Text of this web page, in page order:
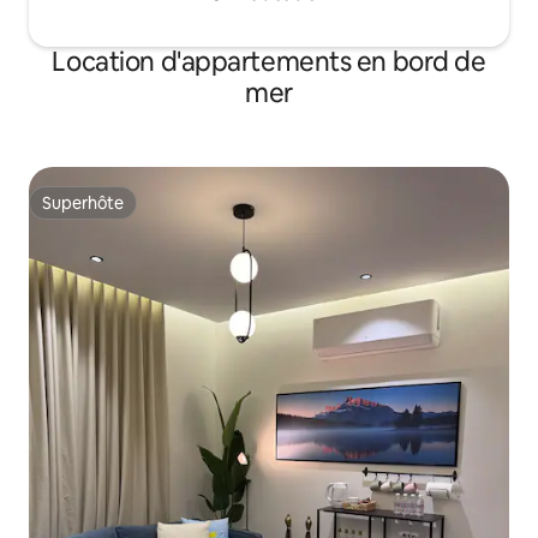
Location d'appartements en bord de
mer
Superhôte
Superhôte